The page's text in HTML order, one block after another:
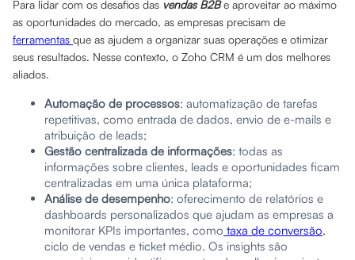
Para lidar com os desafios das vendas B2Be aproveitar ao máximo
as oportunidades do mercado, as empresas precisam de
ferramentas que as ajudem a organizar suas operações e otimizar
seus resultados. Nesse contexto, o Zoho CRM é um dos melhores
aliados.
Automação de processos: automatização de tarefas
repetitivas, como entrada de dados, envio de e-mails e
atribuição de leads;
Gestão centralizada de informações: todas as
informações sobre clientes, leads e oportunidades ficam
centralizadas em uma única plataforma;
Análise de desempenho: oferecimento de relatórios e
dashboards personalizados que ajudam as empresas a
monitorar KPIs importantes, como taxa de conversão,
ciclo de vendas e ticket médio. Os insights são